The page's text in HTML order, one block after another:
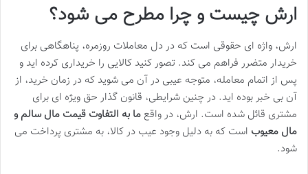
ارش چیست و چرا مطرح می شود؟
ارش، واژه ای حقوقی است که در دل معاملات روزمره، پناهگاهی برای
خریدار متضرر فراهم می کند. تصور کنید کالایی را خریداری کرده اید و
پس از اتمام معامله، متوجه عیبی در آن می شوید که در زمان خرید، از
آن بی خبر بوده اید. در چنین شرایطی، قانون گذار حق ویژه ای برای
مشتری قائل شده است. ارش، در واقع ما به التفاوت قیمت مال سالم و
مال معیوب است که به دلیل وجود عیب در کالا، به مشتری پرداخت می
شود.